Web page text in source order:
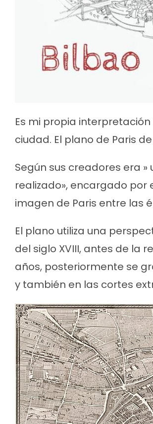
Es mi propia
ciudad. El plano de Paris
Según sus creadores era
realizado», encargado
imagen de Paris entre las
El plano utiliza una
del siglo XVIII, antes de la
años, posteriormente se
y también en las cortes